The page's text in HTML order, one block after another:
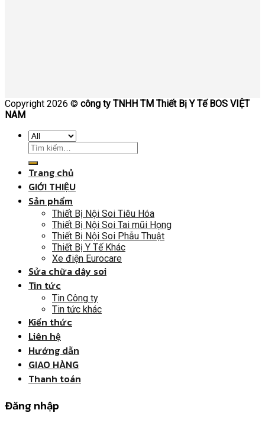
Copyright 2026 © công ty TNHH TM Thiết Bị Y Tế BOS VIỆT
NAM
Trang chủ
GIỚI THIỆU
Sản phẩm
Thiết Bị Nội Soi Tiêu Hóa
Thiết Bị Nội Soi Tai mũi Họng
Thiết Bị Nội Soi Phẫu Thuật
Thiết Bị Y Tế Khác
Xe điện Eurocare
Sửa chữa dây soi
Tin tức
Tin Công ty
Tin tức khác
Kiến thức
Liên hệ
Hướng dẫn
GIAO HÀNG
Thanh toán
Đăng nhập